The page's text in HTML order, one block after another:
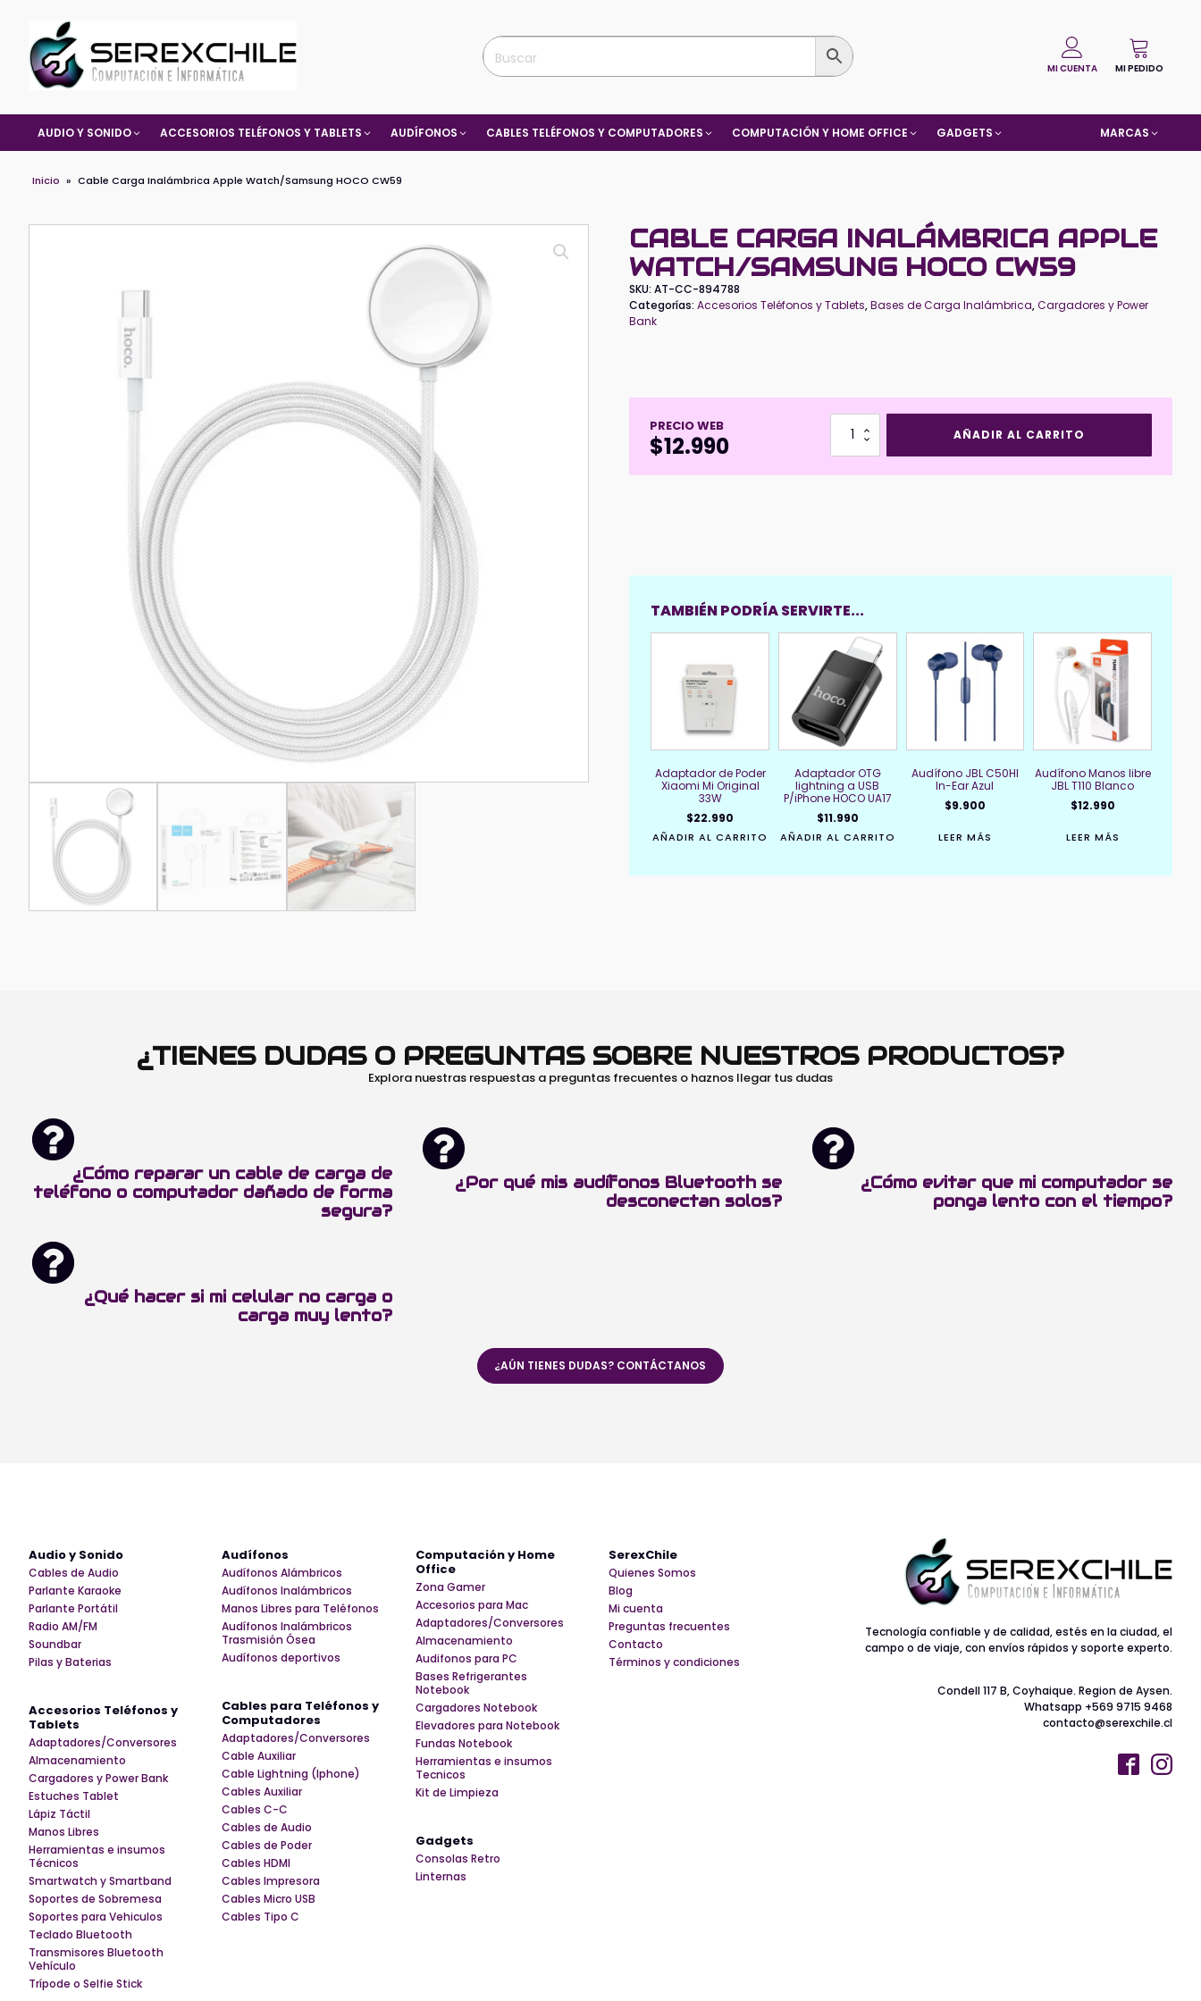
MI CUENTA MI PEDIDO
AUDIO Y SONIDO ACCESORIOS TELÉFONOS Y TABLETS AUDÍFONOS CABLES TELÉFONOS Y COMPUTADORES COMPUTACIÓN Y HOME OFFICE GADGETS MARCAS
Inicio » Cable Carga Inalámbrica Apple Watch/Samsung HOCO CW59
CABLE CARGA INALÁMBRICA APPLE
WATCH/SAMSUNG HOCO CW59
SKU:AT-CC-894788
Categorías:Accesorios Teléfonos y Tablets,Bases de Carga Inalámbrica,Cargadores y Power
Bank
PRECIO WEB
$12.990
Cable
Carga
Inalámbrica
Apple
AÑADIR AL CARRITO
TAMBIÉN PODRÍA SERVIRTE...
Adaptador de Poder
Xiaomi Mi Original
33W
$22.990
AÑADIR AL CARRITO
Adaptador OTG
lightning a USB
P/iPhone HOCO UA17
$11.990
AÑADIR AL CARRITO
Audífono JBL C50HI
In-Ear Azul
$9.900
LEER MÁS
Audífono Manos libre
JBL T110 Blanco
$12.990
LEER MÁS
¿TIENES DUDAS O PREGUNTAS SOBRE NUESTROS PRODUCTOS?
Explora nuestras respuestas a preguntas frecuentes o haznos llegar tus dudas
¿Cómo reparar un cable de carga de
teléfono o computador dañado de forma
segura?
¿Por qué mis audífonos Bluetooth se
desconectan solos?
¿Cómo evitar que mi computador se
ponga lento con el tiempo?
¿Qué hacer si mi celular no carga o
carga muy lento?
¿AÚN TIENES DUDAS? CONTÁCTANOS
Audio y Sonido
Cables de Audio
Parlante Karaoke
Parlante Portátil
Radio AM/FM
Soundbar
Pilas y Baterias
Accesorios Teléfonos y
Tablets
Adaptadores/Conversores
Almacenamiento
Cargadores y Power Bank
Estuches Tablet
Lápiz Táctil
Manos Libres
Herramientas e insumos
Técnicos
Smartwatch y Smartband
Soportes de Sobremesa
Soportes para Vehiculos
Teclado Bluetooth
Transmisores Bluetooth
Vehículo
Trípode o Selfie Stick
Audífonos
Audífonos Alámbricos
Audífonos Inalámbricos
Manos Libres para Teléfonos
Audífonos Inalámbricos
Trasmisión Ósea
Audífonos deportivos
Cables para Teléfonos y
Computadores
Adaptadores/Conversores
Cable Auxiliar
Cable Lightning (Iphone)
Cables Auxiliar
Cables C-C
Cables de Audio
Cables de Poder
Cables HDMI
Cables Impresora
Cables Micro USB
Cables Tipo C
Computación y Home
Office
Zona Gamer
Accesorios para Mac
Adaptadores/Conversores
Almacenamiento
Audifonos para PC
Bases Refrigerantes
Notebook
Cargadores Notebook
Elevadores para Notebook
Fundas Notebook
Herramientas e insumos
Tecnicos
Kit de Limpieza
Gadgets
Consolas Retro
Linternas
SerexChile
Quienes Somos
Blog
Mi cuenta
Preguntas frecuentes
Contacto
Términos y condiciones
Tecnología confiable y de calidad, estés en la ciudad, el
campo o de viaje, con envíos rápidos y soporte experto.
Condell 117 B, Coyhaique. Region de Aysen.
Whatsapp +569 9715 9468
contacto@serexchile.cl